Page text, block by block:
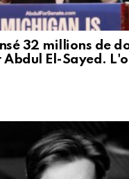
32 millions de
El-Sayed.